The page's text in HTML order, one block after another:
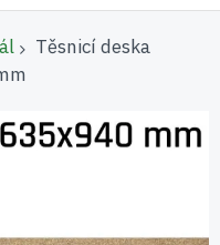
Těsnicí deska